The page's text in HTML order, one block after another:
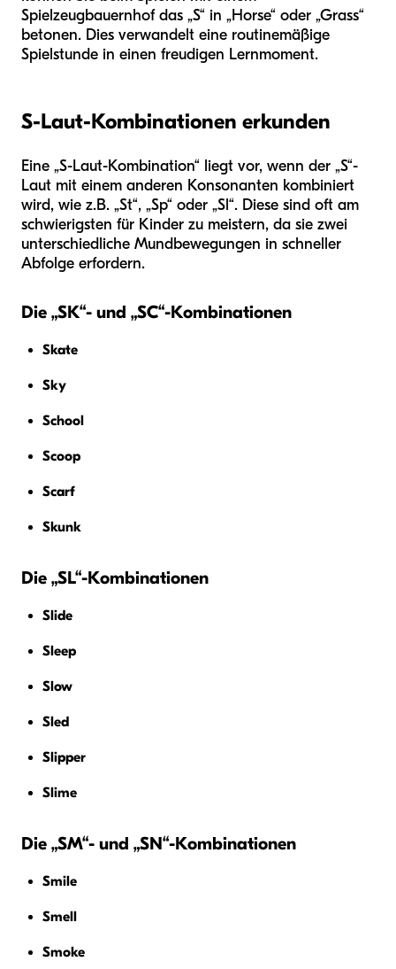
Spielzeugbauernhof das „S“ in „Horse“ oder „Grass“
betonen. Dies verwandelt eine routinemäßige
Spielstunde in einen freudigen Lernmoment.
S-Laut-Kombinationen erkunden
Eine „S-Laut-Kombination“ liegt vor, wenn der „S“-
Laut mit einem anderen Konsonanten kombiniert
wird, wie z.B. „St“, „Sp“ oder „Sl“. Diese sind oft am
schwierigsten für Kinder zu meistern, da sie zwei
unterschiedliche Mundbewegungen in schneller
Abfolge erfordern.
Die „SK“- und „SC“-Kombinationen
Skate
Sky
School
Scoop
Scarf
Skunk
Die „SL“-Kombinationen
Slide
Sleep
Slow
Sled
Slipper
Slime
Die „SM“- und „SN“-Kombinationen
Smile
Smell
Smoke